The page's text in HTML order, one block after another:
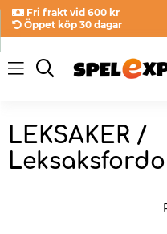
Fri frakt vid 600 kr
Öppet köp 30 dagar
LEKSAKER /